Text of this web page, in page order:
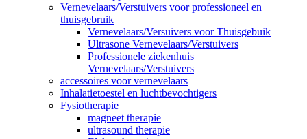
Vernevelaars/Verstuivers voor professioneel en
thuisgebruik
Vernevelaars/Versuivers voor Thuisgebuik
Ultrasone Vernevelaars/Verstuivers
Professionele ziekenhuis
Vernevelaars/Verstuivers
accessoires voor vernevelaars
Inhalatietoestel en luchtbevochtigers
Fysiotherapie
magneet therapie
ultrasound therapie